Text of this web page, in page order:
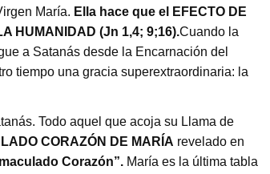
María. Ella hace que el EFECTO DE
HUMANIDAD (Jn 1,4; 9;16).Cuando la
a Satanás desde la Encarnación del
tiempo una gracia superextraordinaria: la
Todo aquel que acoja su Llama de
CORAZÓN DE MARÍA revelado en
Corazón”.María es la última tabla